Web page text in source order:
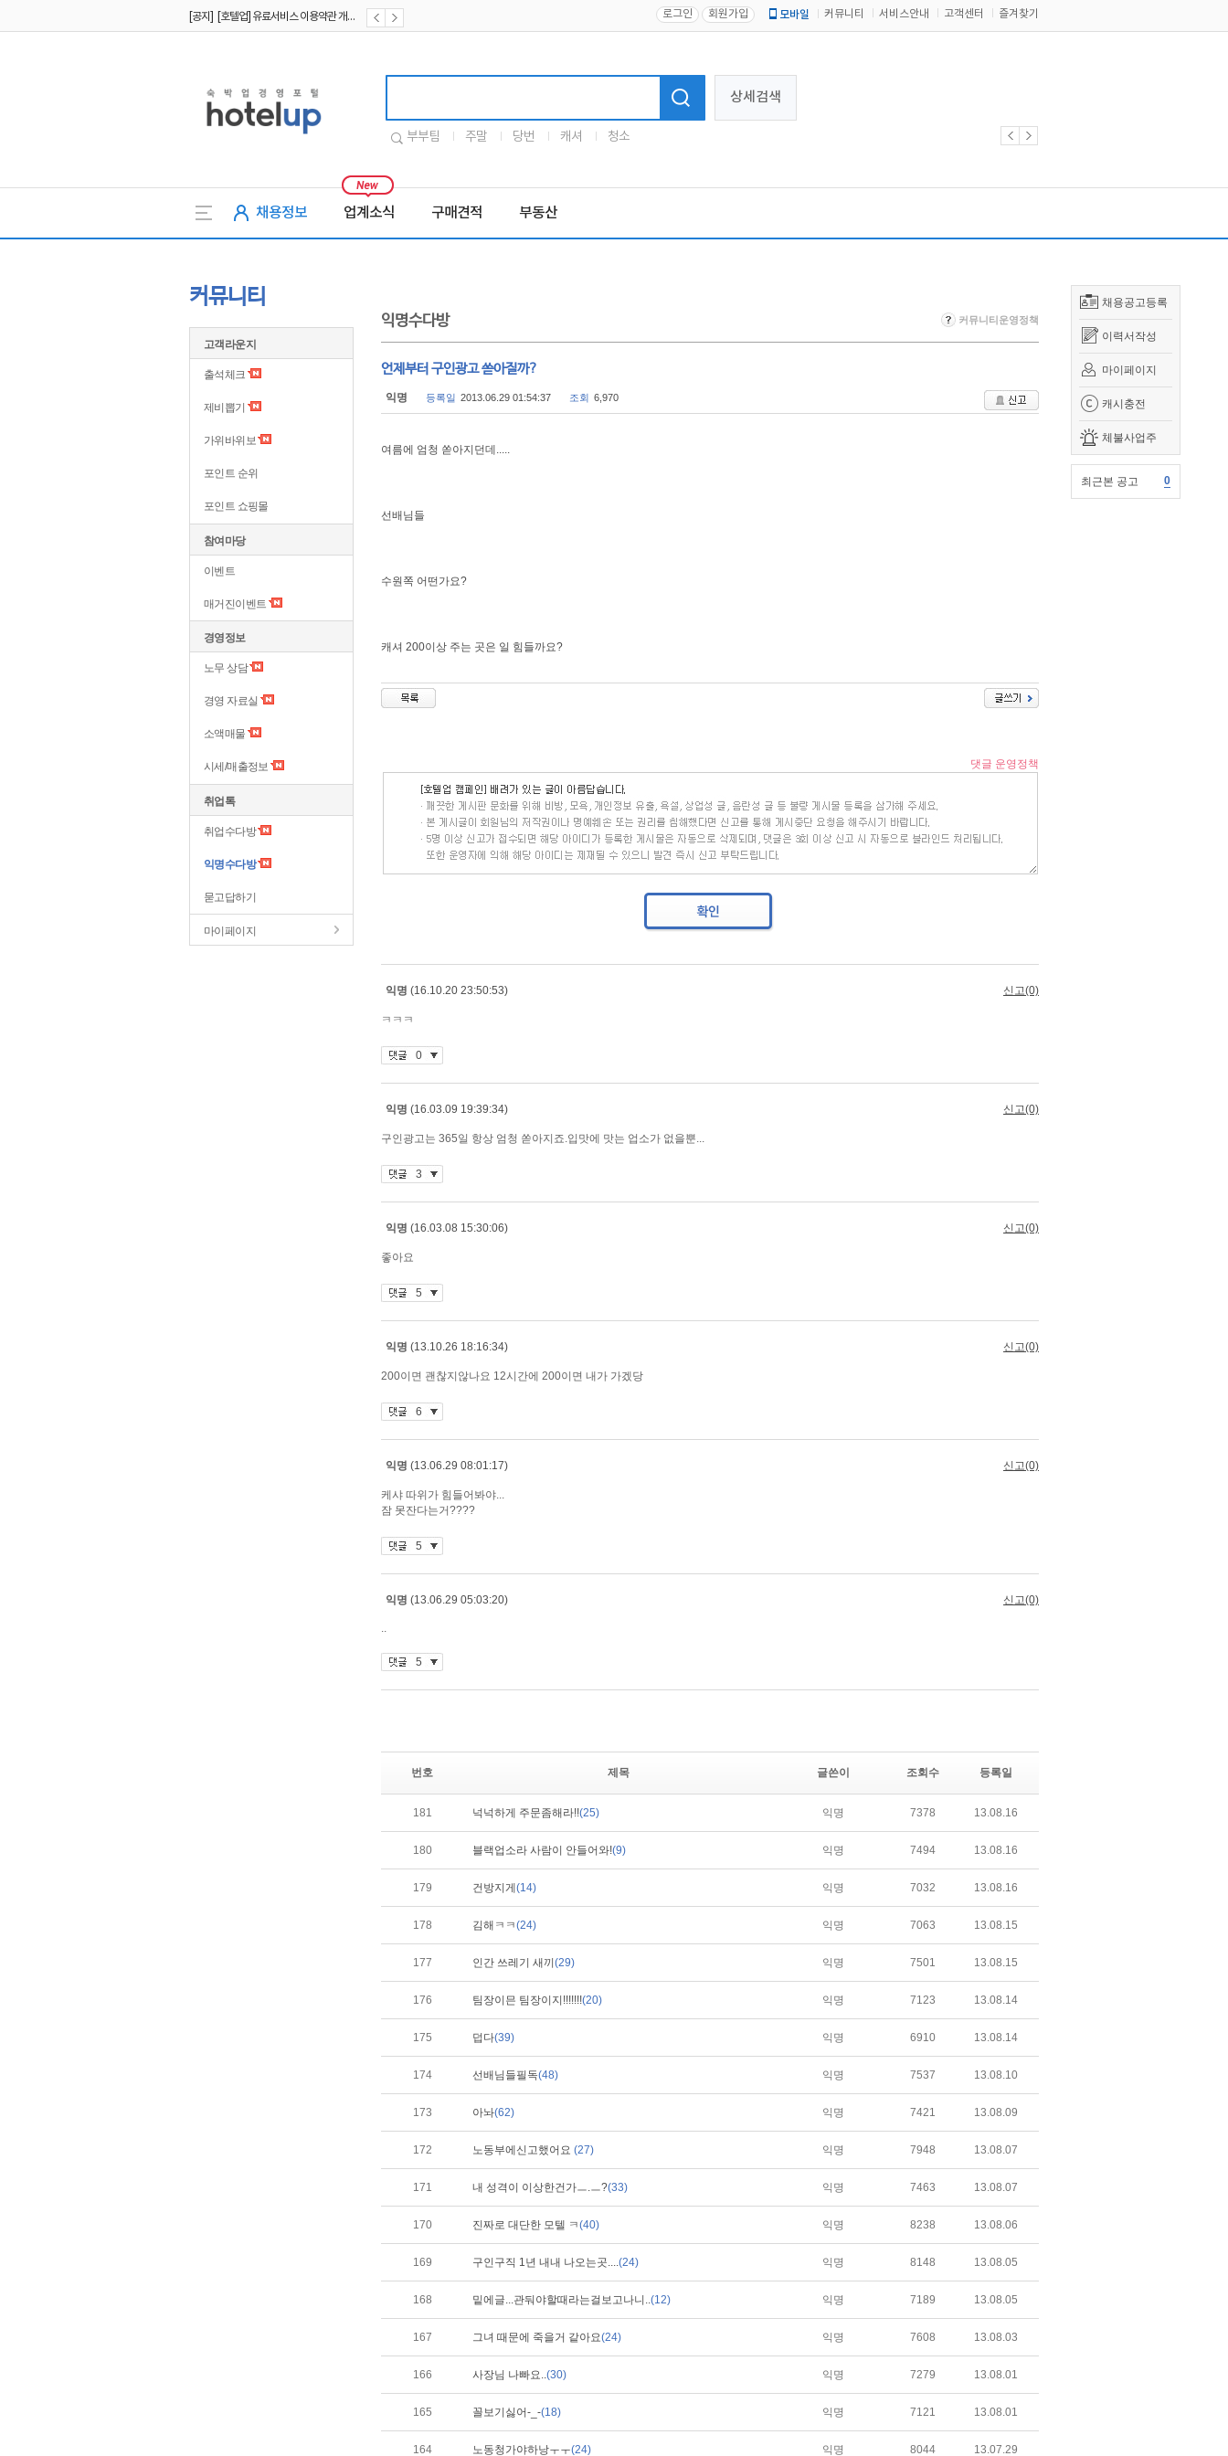
[공지] [호텔업] 유료서비스 이용약관 개정본2 (19.09.02) 로그인 회원가입 모바일 커뮤니티 서비스안내 고객센터 즐겨찾기
상세검색
부부팀 주말 당번 캐셔 청소
채용정보 업계소식 구매견적 부동산
채용공고등록
이력서작성
마이페이지
캐시충전
체불사업주
최근본 공고 0
커뮤니티
고객라운지
출석체크
제비뽑기
가위바위보
포인트 순위
포인트 쇼핑몰
참여마당
이벤트
매거진이벤트
경영정보
노무 상담
경영 자료실
소액매물
시세/매출정보
취업톡
취업수다방
익명수다방
묻고답하기
마이페이지
익명수다방 커뮤니티운영정책
언제부터 구인광고 쏟아질까?
익명 등록일 2013.06.29 01:54:37 조회 6,970
여름에 엄청 쏟아지던데.....
선배님들
수원쪽 어떤가요?
캐셔 200이상 주는 곳은 일 힘들까요?
번호 제목 글쓴이 조회수 등록일
181 넉넉하게 주문좀해라!!(25) 익명 7378 13.08.16
180 블랙업소라 사람이 안들어와!(9) 익명 7494 13.08.16
179 건방지게 (14) 익명 7032 13.08.16
178 김해ㅋㅋ(24) 익명 7063 13.08.15
177 인간 쓰레기 새끼 (29) 익명 7501 13.08.15
176 팀장이믄 팀장이지!!!!!!!(20) 익명 7123 13.08.14
175 덥다(39) 익명 6910 13.08.14
174 선배님들필독(48) 익명 7537 13.08.10
173 아놔(62) 익명 7421 13.08.09
172 노동부에신고했어요 (27) 익명 7948 13.08.07
171 내 성격이 이상한건가ㅡ.ㅡ?(33) 익명 7463 13.08.07
170 진짜로 대단한 모텔 ㅋ(40) 익명 8238 13.08.06
169 구인구직 1년 내내 나오는곳....(24) 익명 8148 13.08.05
168 밑에글...관둬야할때라는걸보고나니..(12) 익명 7189 13.08.05
167 그녀 때문에 죽을거 같아요(24) 익명 7608 13.08.03
166 사장님 나빠요..(30) 익명 7279 13.08.01
165 꼴보기싫어-_-(18) 익명 7121 13.08.01
164 노동청가야하낭ㅜㅜ(24) 익명 8044 13.07.29